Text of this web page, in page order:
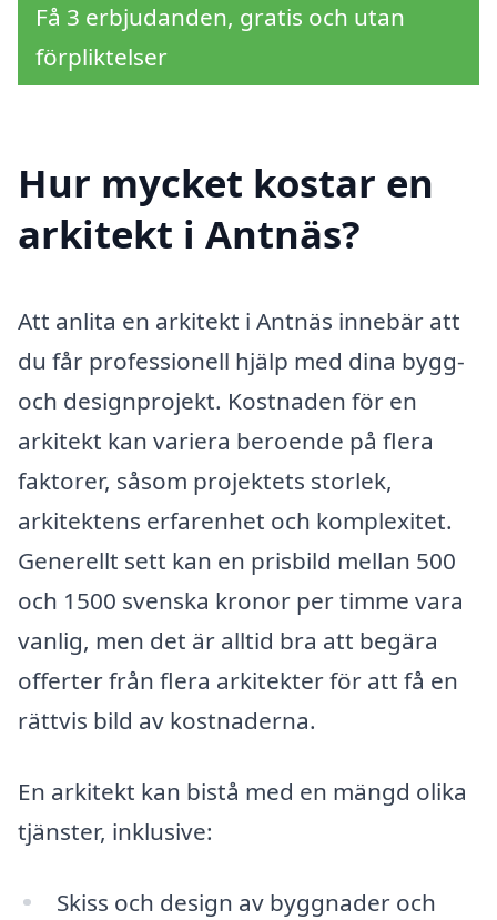
Få 3 erbjudanden, gratis och utan
förpliktelser
Hur mycket kostar en
arkitekt i Antnäs?
Att anlita en arkitekt i Antnäs innebär att
du får professionell hjälp med dina bygg-
och designprojekt. Kostnaden för en
arkitekt kan variera beroende på flera
faktorer, såsom projektets storlek,
arkitektens erfarenhet och komplexitet.
Generellt sett kan en prisbild mellan 500
och 1500 svenska kronor per timme vara
vanlig, men det är alltid bra att begära
offerter från flera arkitekter för att få en
rättvis bild av kostnaderna.
En arkitekt kan bistå med en mängd olika
tjänster, inklusive:
Skiss och design av byggnader och